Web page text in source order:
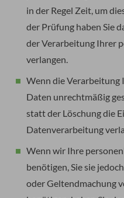
in der Regel Zeit, um
der Prüfung haben Sie
der Verarbeitung Ihrer
verlangen.
Wenn die Verarbeitung
Daten unrechtmäßig
statt der Löschung die
Datenverarbeitung
Wenn wir Ihre
benötigen, Sie sie
oder Geltendmachung